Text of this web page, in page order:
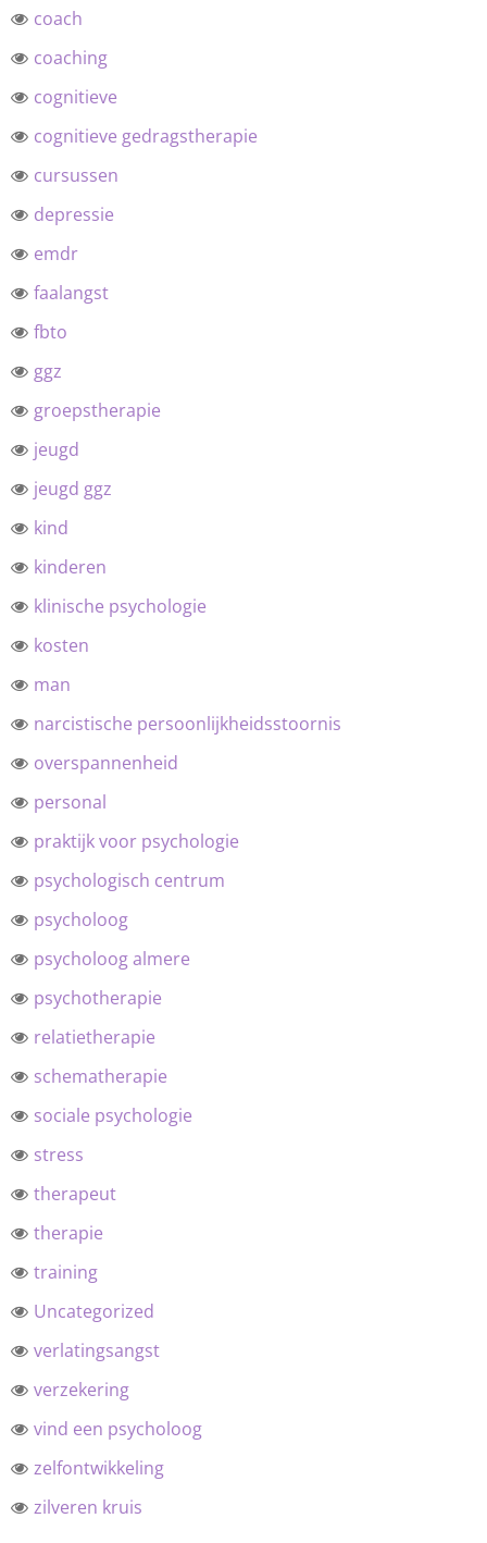
coach
coaching
cognitieve
cognitieve gedragstherapie
cursussen
depressie
emdr
faalangst
fbto
ggz
groepstherapie
jeugd
jeugd ggz
kind
kinderen
klinische psychologie
kosten
man
narcistische persoonlijkheidsstoornis
overspannenheid
personal
praktijk voor psychologie
psychologisch centrum
psycholoog
psycholoog almere
psychotherapie
relatietherapie
schematherapie
sociale psychologie
stress
therapeut
therapie
training
Uncategorized
verlatingsangst
verzekering
vind een psycholoog
zelfontwikkeling
zilveren kruis